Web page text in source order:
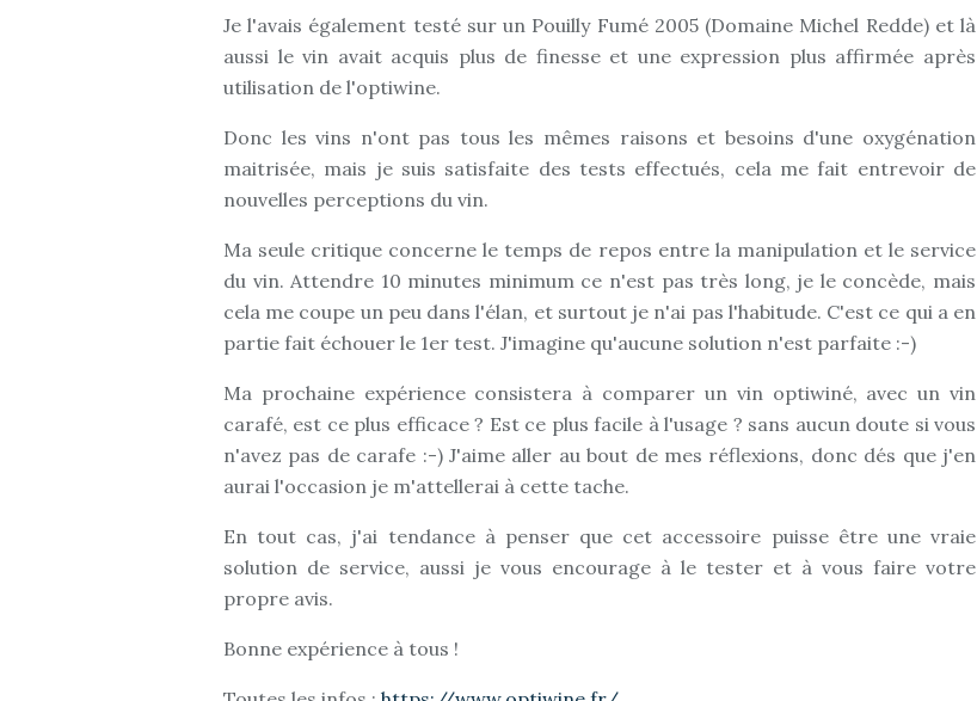
Je l'avais également testé sur un Pouilly Fumé 2005 (Domaine Michel Redde) et là
aussi le vin avait acquis plus de finesse et une expression plus affirmée après
utilisation de l'optiwine.
Donc les vins n'ont pas tous les mêmes raisons et besoins d'une oxygénation
maitrisée, mais je suis satisfaite des tests effectués, cela me fait entrevoir de
nouvelles perceptions du vin.
Ma seule critique concerne le temps de repos entre la manipulation et le service
du vin. Attendre 10 minutes minimum ce n'est pas très long, je le concède, mais
cela me coupe un peu dans l'élan, et surtout je n'ai pas l'habitude. C'est ce qui a en
partie fait échouer le 1er test. J'imagine qu'aucune solution n'est parfaite :-)
Ma prochaine expérience consistera à comparer un vin optiwiné, avec un vin
carafé, est ce plus efficace ? Est ce plus facile à l'usage ? sans aucun doute si vous
n'avez pas de carafe :-) J'aime aller au bout de mes réflexions, donc dés que j'en
aurai l'occasion je m'attellerai à cette tache.
En tout cas, j'ai tendance à penser que cet accessoire puisse être une vraie
solution de service, aussi je vous encourage à le tester et à vous faire votre
propre avis.
Bonne expérience à tous !